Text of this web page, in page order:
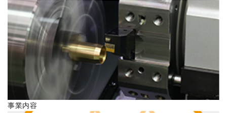
プライバシーポリシー
ENGLISH
事業内容